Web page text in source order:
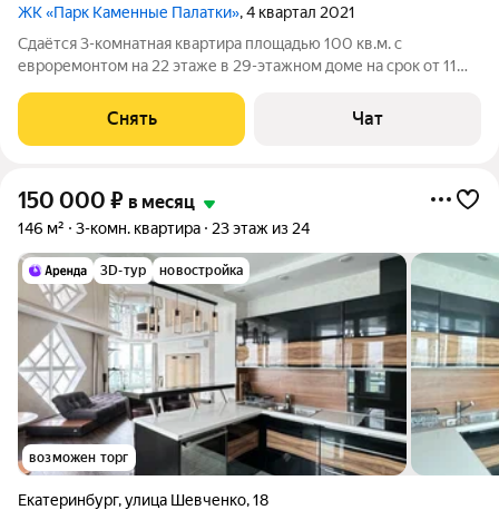
ЖК «Парк Каменные Палатки», 4 квартал 2021
Сдаётся 3-комнатная квартира площадью 100 кв.м. с
евроремонтом на 22 этаже в 29-этажном доме на срок от 11
Стиральная машина Холодильник Посудомоечная машина
Бойлер Микроволновка Пылесос Дом -
Снять Чат
150 000 ₽ в месяц
146 м² 3-комн. квартира 23 этаж из 24
3D-тур новостройка
возможен торг
Екатеринбург,улица Шевченко,18